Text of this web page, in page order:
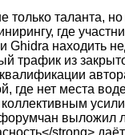
таланта,
где
находить
трафик из
где нет места
выложил
strong>